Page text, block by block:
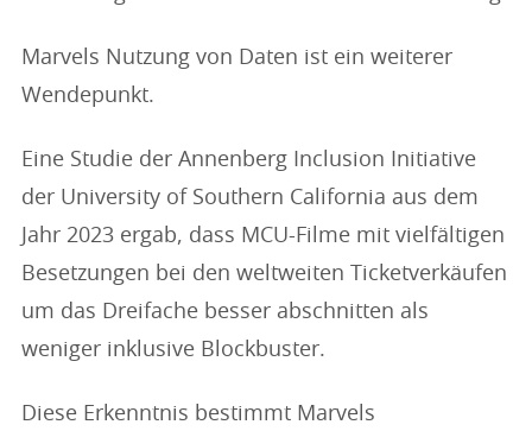
Marvels Nutzung von Daten ist ein weiterer
Wendepunkt.
Eine Studie der Annenberg Inclusion Initiative
der University of Southern California aus dem
Jahr 2023 ergab, dass MCU-Filme mit vielfältigen
Besetzungen bei den weltweiten Ticketverkäufen
um das Dreifache besser abschnitten als
weniger inklusive Blockbuster.
Diese Erkenntnis bestimmt Marvels